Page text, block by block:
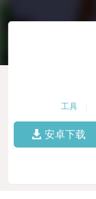
工具
安卓下载